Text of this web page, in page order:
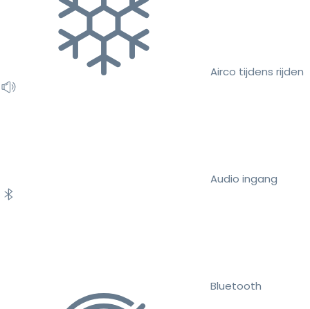
Airco tijdens rijden
Audio ingang
Bluetooth